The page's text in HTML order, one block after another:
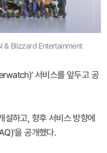
& Blizzard Entertainment
서비스를 앞두고 공
설하고, 향후 서비스 방향에
을 공개했다.